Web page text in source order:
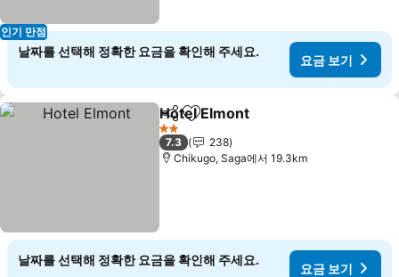
인기 만점
날짜를 선택해 정확한 요금을 확인해 주세요.
요금 보기
공유 즐겨찾기에 추가
Hotel Elmont
2 성급
7.3
238
Chikugo, Saga에서 19.3km
날짜를 선택해 정확한 요금을 확인해 주세요.
요금 보기